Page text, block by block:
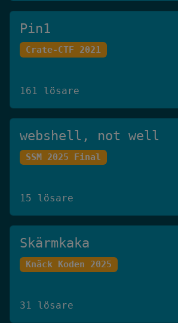
Pin1
Crate-CTF 2021
161 lösare
webshell, not well
SSM 2025 Final
15 lösare
Skärmkaka
Knäck Koden 2025
31 lösare